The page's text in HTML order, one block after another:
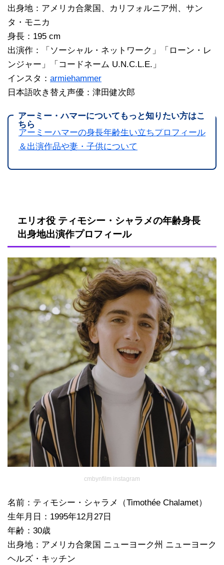
出身地：アメリカ合衆国、カリフォルニア州、サン
タ・モニカ
身長：195 cm
出演作：「ソーシャル・ネットワーク」「ローン・レ
ンジャー」「コードネーム U.N.C.L.E.」
インスタ： armiehammer
日本語吹き替え声優：津田健次郎
アーミー・ハマーについてもっと知りたい方はこ
ちら
アーミーハマーの身長年齢生い立ちプロフィール
＆出演作品や妻・子供について
エリオ役 ティモシー・シャラメの年齢身長
出身地出演作プロフィール
cmbynfilm instagram
名前：ティモシー・シャラメ（Timothée Chalamet）
生年月日：1995年12月27日
年齢：30歳
出身地：アメリカ合衆国 ニューヨーク州 ニューヨーク
ヘルズ・キッチン